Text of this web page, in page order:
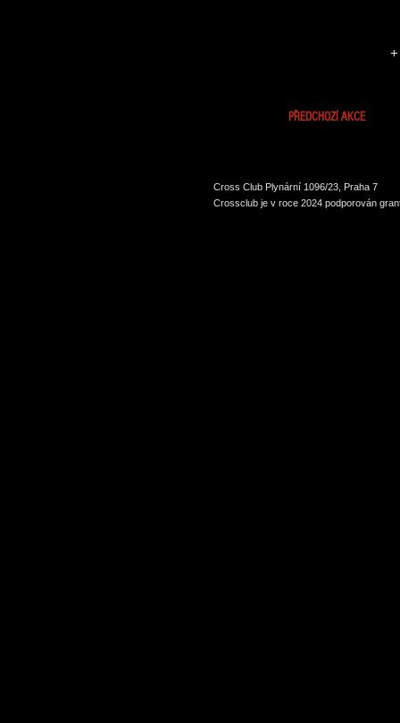
PŘEDCHOZÍ AKCE
Cross Club Plynární 1096/23, Praha 7
Crossclub je v roce 2024 podporován